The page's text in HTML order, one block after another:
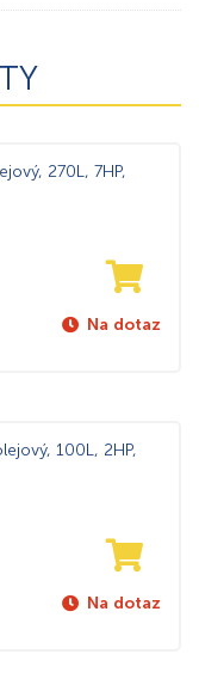
270L, 7HP,
Na dotaz
100L, 2HP,
Na dotaz